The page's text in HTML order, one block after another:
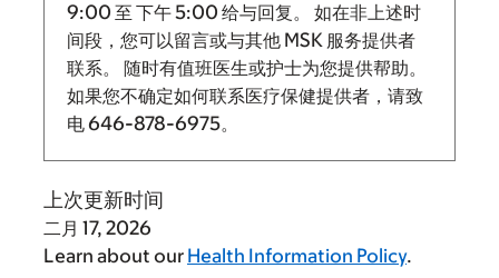
9:00 至 下午 5:00 给与回复。
如在非上述时
间段，您可以留言或与其他 MSK 服务提供者
联系。 随时有值班医生或护士为您提供帮助。
如果您不确定如何联系医疗保健提供者，请致
电646-878-6975。
上次更新时间
二月 17, 2026
Learn about our Health Information Policy.